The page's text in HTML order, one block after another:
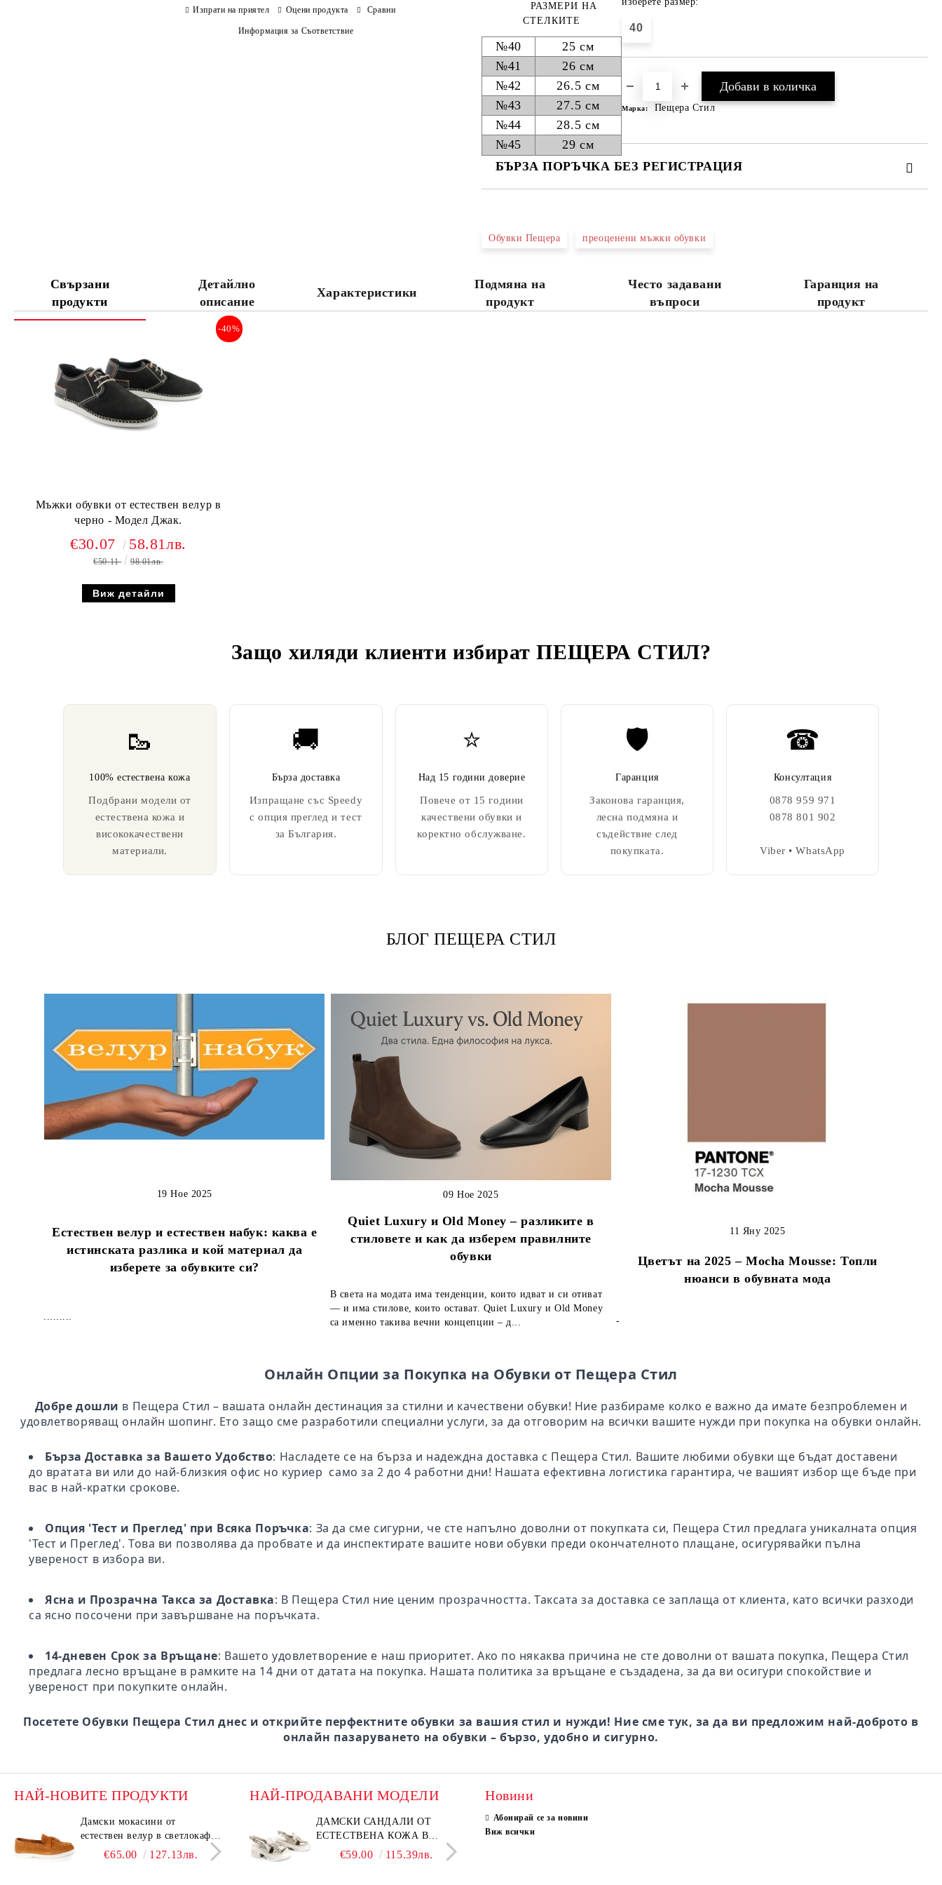
РАЗМЕРИ НА
СТЕЛКИТЕ
№40
25 см
№41
26 см
№42
26.5 см
№43
27.5 см
№44
28.5 см
№45
29 см
40
Марка: Пещера Стил
БЪРЗА ПОРЪЧКА БЕЗ РЕГИСТРАЦИЯ
Обувки Пещера преоценени мъжки обувки
Изпрати на приятел Оцени продукта Сравни
Информация за Съответствие
Свързани
продукти
Детайлно
описание
Характеристики
Подмяна на
продукт
Често задавани
въпроси
Гаранция на
продукт
Мъжки обувки от естествен велур в
черно - Модел Джак.
-40%
€30.07 58.81лв.
€50.11 98.01лв.
Виж детайли
Защо хиляди клиенти избиратПЕЩЕРА СТИЛ?
🥾
100% естествена кожа
Подбрани модели от
естествена кожа и
висококачествени
материали.
🚚
Бърза доставка
Изпращане със Speedy
с опция преглед и тест
за България.
⭐
Над 15 години доверие
Повече от 15 години
качествени обувки и
коректно обслужване.
🛡️
Гаранция
Законова гаранция,
лесна подмяна и
съдействие след
покупката.
☎
Консултация
0878 959 971
0878 801 902
Viber • WhatsApp
БЛОГ ПЕЩЕРА СТИЛ
Естествен велур и естествен набук: каква е
истинската разлика и кой материал да
изберете за обувките си?
19 Ное 2025
.........
Quiet Luxury и Old Money – разликите в
стиловете и как да изберем правилните
обувки
09 Ное 2025
В света на модата има тенденции, които идват и си отиват
— и има стилове, които остават. Quiet Luxury и Old Money
са именно такива вечни концепции – д...
Цветът на 2025 – Mocha Mousse: Топли
нюанси в обувната мода
11 Яну 2025
-
Онлайн Опции за Покупка на Обувки от Пещера Стил
Добре дошли в Пещера Стил – вашата онлайн дестинация за стилни и качествени обувки! Ние разбираме колко е важно да имате безпроблемен и
удовлетворяващ онлайн шопинг. Ето защо сме разработили специални услуги, за да отговорим на всички вашите нужди при покупка на обувки онлайн.
Бърза Доставка за Вашето Удобство: Насладете се на бърза и надеждна доставка с Пещера Стил. Вашите любими обувки ще бъдат доставени
до вратата ви или до най-близкия офис но куриер само за 2 до 4 работни дни! Нашата ефективна логистика гарантира, че вашият избор ще бъде при
вас в най-кратки срокове.
Опция 'Тест и Преглед' при Всяка Поръчка: За да сме сигурни, че сте напълно доволни от покупката си, Пещера Стил предлага уникалната опция
'Тест и Преглед'. Това ви позволява да пробвате и да инспектирате вашите нови обувки преди окончателното плащане, осигурявайки пълна
увереност в избора ви.
Ясна и Прозрачна Такса за Доставка: В Пещера Стил ние ценим прозрачността. Таксата за доставка се заплаща от клиента, като всички разходи
са ясно посочени при завършване на поръчката.
14-дневен Срок за Връщане: Вашето удовлетворение е наш приоритет. Ако по някаква причина не сте доволни от вашата покупка, Пещера Стил
предлага лесно връщане в рамките на 14 дни от датата на покупка. Нашата политика за връщане е създадена, за да ви осигури спокойствие и
увереност при покупките онлайн.
Посетете Обувки Пещера Стил днес и открийте перфектните обувки за вашия стил и нужди! Ние сме тук, за да ви предложим най-доброто в
онлайн пазаруването на обувки – бързо, удобно и сигурно.
НАЙ-НОВИТЕ ПРОДУКТИ
Дамски мокасини от
естествен велур в светлокафяв
цвят – Vero Lume
€65.00 127.13лв.
Дамски мокасини от
естествен велур в тъмнокафяв
цвят – Vero Lume
€65.00 127.13лв.
Дамски сандали от естествен
велур в светло кафяво
НАЙ-ПРОДАВАНИ МОДЕЛИ
ДАМСКИ САНДАЛИ ОТ
ЕСТЕСТВЕНА КОЖА В
БЕЖОВО– МОДЕЛ NOVA.
€59.00 115.39лв.
ELIA MOVE – БЕЛИ
ДАМСКИ ЛЕТНИ ОБУВКИ
Новини
Абонирай се за новини
Виж всички